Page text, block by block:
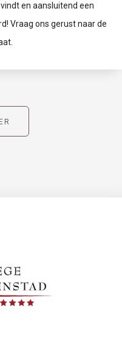
en aansluitend een
Vraag ons gerust naar de